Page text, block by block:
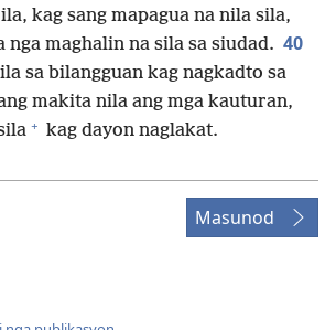
kag sang mapagua na nila sila,
nga maghalin na sila sa siudad. 40
sa bilangguan kag nagkadto sa
makita nila ang mga kauturan,
+ kag dayon naglakat.
Masunod